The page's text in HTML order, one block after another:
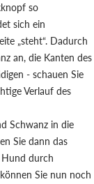
so
sich ein
„steht“. Dadurch
an, die Kanten des
- schauen Sie
Verlauf des
Schwanz in die
Sie dann das
Hund durch
Sie nun noch